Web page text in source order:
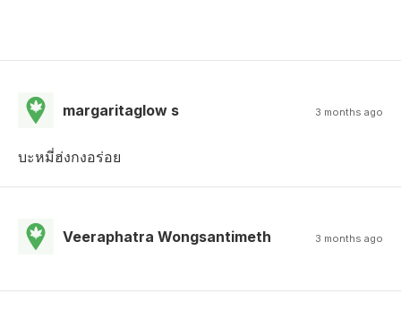
margaritaglow s 3 months ago
บะหมี่ฮ่งกงอร่อย
Veeraphatra Wongsantimeth 3 months ago